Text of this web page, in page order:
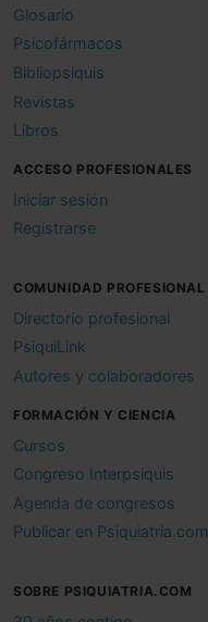
Glosario
Psicofármacos
Bibliopsiquis
Revistas
Libros
ACCESO PROFESIONALES
Iniciar sesión
Registrarse
COMUNIDAD PROFESIONAL
Directorio profesional
PsiquiLink
Autores y colaboradores
FORMACIÓN Y CIENCIA
Cursos
Congreso Interpsiquis
Agenda de congresos
Publicar en Psiquiatria.com
SOBRE PSIQUIATRIA.COM